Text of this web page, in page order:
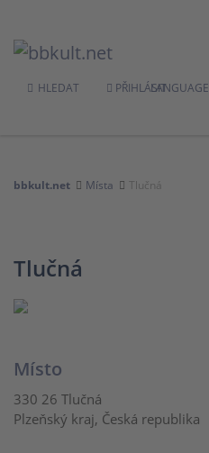
HLEDAT PŘIHLÁSITLANGUAGE
bbkult.net Místa Tlučná
Tlučná
Místo
330 26 Tlučná
Plzeňský kraj, Česká republika